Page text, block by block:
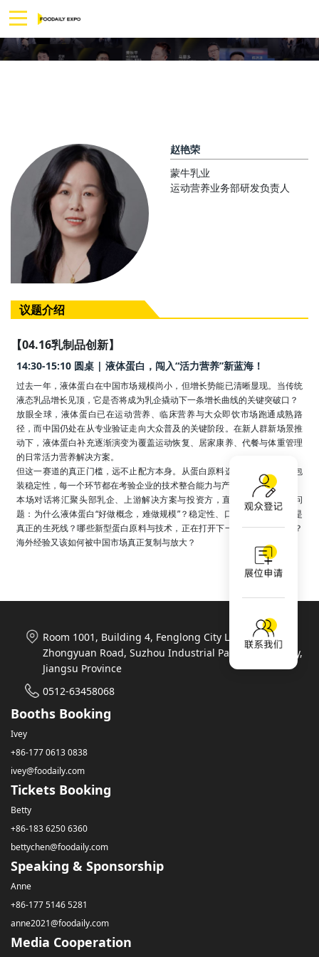
赵艳荣
蒙牛乳业
运动营养业务部研发负责人
议题介绍
【04.16乳制品创新】
14:30-15:10 圆桌 | 液体蛋白，闯入“活力营养”新蓝海！
过去一年，液体蛋白在中国市场规模尚小，但增长势能已清晰显现。当传统
液态乳品增长见顶，它是否将成为乳企撬动下一条增长曲线的关键突破口？
放眼全球，液体蛋白已在运动营养、临床营养与大众即饮市场跑通成熟路
径，而中国仍处在从专业验证走向大众普及的关键阶段。在新人群新场景推
动下，液体蛋白补充逐渐演变为覆盖运动恢复、居家康养、代餐与体重管理
的日常活力营养解决方案。
但这一赛道的真正门槛，远不止配方本身。从蛋白原料选择到生产工艺与包
装稳定性，每一个环节都在考验企业的技术整合能力与产业耐力。
本场对话将汇聚头部乳企、上游解决方案与投资方，直面行业最核心的问
题：为什么液体蛋白“好做概念，难做规模”？稳定性、口感与成本，谁才是
真正的生死线？哪些新型蛋白原料与技术，正在打开下一轮产品创新窗口？
海外经验又该如何被中国市场真正复制与放大？
Room 1001, Building 4, Fenglong City Life Plaza, 788
Zhongyuan Road, Suzhou Industrial Park, Suzhou City,
Jiangsu Province
0512-63458068
Booths Booking
Ivey
+86-177 0613 0838
ivey@foodaily.com
Tickets Booking
Betty
+86-183 6250 6360
bettychen@foodaily.com
Speaking & Sponsorship
Anne
+86-177 5146 5281
anne2021@foodaily.com
Media Cooperation